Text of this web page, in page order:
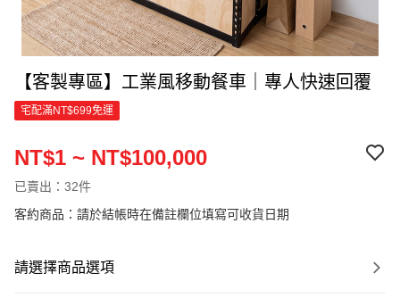
【客製專區】工業風移動餐車｜專人快速回覆
宅配滿NT$699免運
NT$1 ~ NT$100,000
已賣出：32件
客約商品：請於結帳時在備註欄位填寫可收貨日期
請選擇商品選項